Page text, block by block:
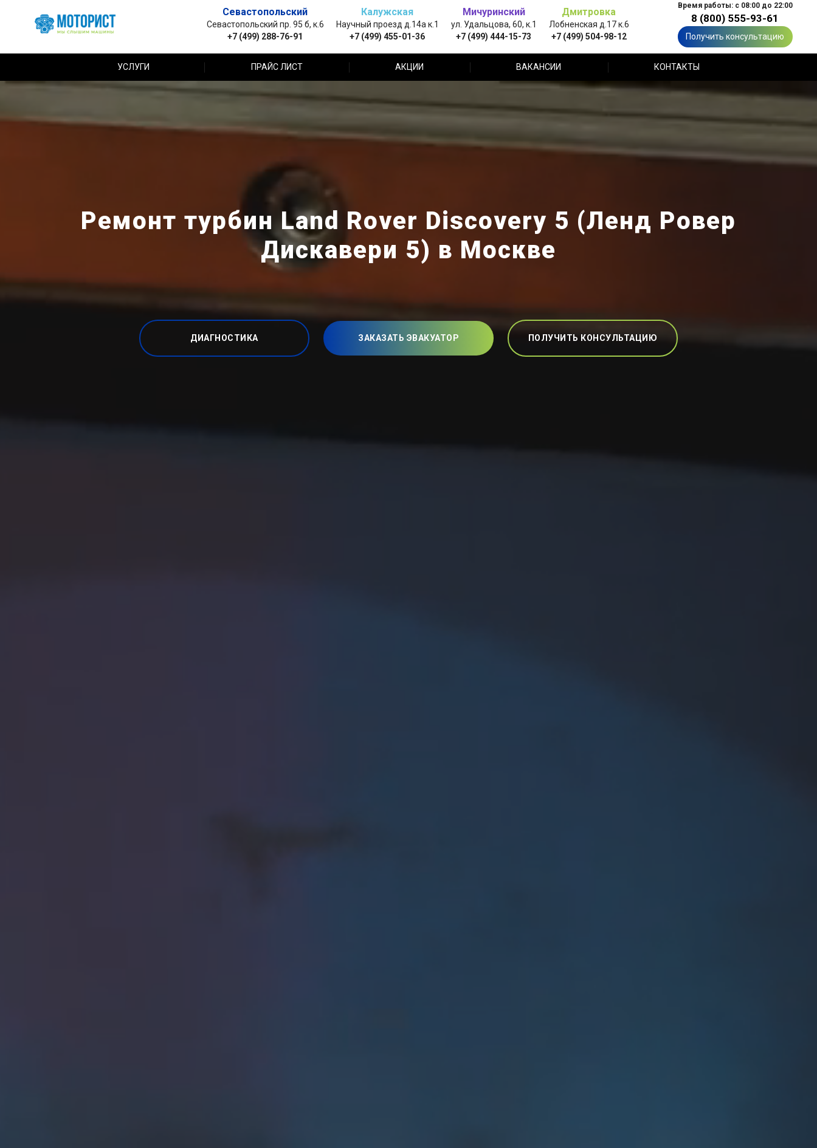
Севастопольский
Севастопольский пр. 95 б, к.6
+7 (499) 288-76-91
Калужская
Научный проезд д.14а к.1
+7 (499) 455-01-36
Мичуринский
ул. Удальцова, 60, к.1
+7 (499) 444-15-73
Дмитровка
Лобненская д.17 к.6
+7 (499) 504-98-12
Время работы: с 08:00 до 22:00
8 (800) 555-93-61
Получить консультацию
УСЛУГИ ПРАЙС ЛИСТ АКЦИИ ВАКАНСИИ КОНТАКТЫ
Ремонт турбин Land Rover Discovery 5 (Ленд Ровер
Дискавери 5) в Москве
ДИАГНОСТИКА ЗАКАЗАТЬ ЭВАКУАТОР ПОЛУЧИТЬ КОНСУЛЬТАЦИЮ